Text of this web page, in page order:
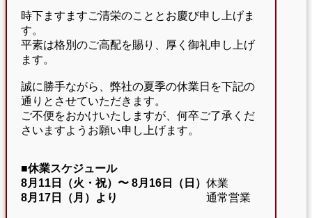
時下ますますご清栄のこととお慶び申し上げま
す。
平素は格別のご高配を賜り、厚く御礼申し上げ
ます。
誠に勝手ながら、弊社の夏季の休業日を下記の
通りとさせていただきます。
ご不便をおかけいたしますが、何卒ご了承くだ
さいますようお願い申し上げます。
■休業スケジュール
8月11日（火・祝）〜 8月16日（日） 休業
8月17日（月）より
通常営業